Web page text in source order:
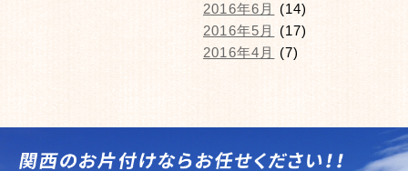
2016年6月
(14)
2016年5月
(17)
2016年4月
(7)